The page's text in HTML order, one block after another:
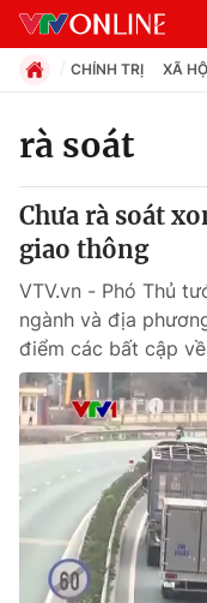
Chuyên mục
Chính trị
Xã hội
Pháp luật
Y tế
Thế giới
Tin tức
Kinh tế
CHÍNH TRỊ XÃ
rà soát
Chưa rà soát
giao thông
VTV.vn - Phó Thủ
ngành và địa
điểm các bất cập